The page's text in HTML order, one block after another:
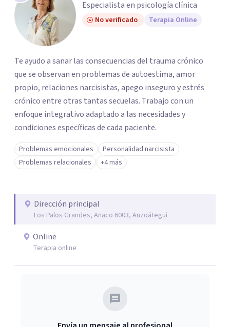
Especialista en psicología clínica
No verificado Terapia Online
Te ayudo a sanar las consecuencias del trauma crónico
que se observan en problemas de autoestima, amor
propio, relaciones narcisistas, apego inseguro y estrés
crónico entre otras tantas secuelas. Trabajo con un
enfoque integrativo adaptado a las necesidades y
condiciones específicas de cada paciente.
Problemas emocionales
Personalidad narcisista
Problemas relacionales
+4 más
Dirección principal
Los Palos Grandes, Anaco 6003, Anzoátegui
Online
Terapia online